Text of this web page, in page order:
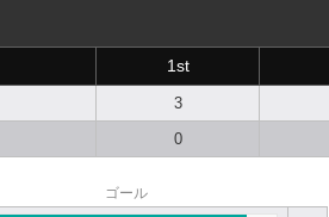
1st
3
0
ゴール